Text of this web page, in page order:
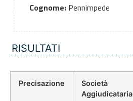
Cognome:Pennimpede
RISULTATI
Precisazione
Società
Aggiudicataria